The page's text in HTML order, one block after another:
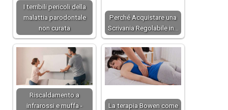
I terribili pericoli della
malattia parodontale
non curata
Perché Acquistare una
Scrivania Regolabile in…
Riscaldamento a
infrarossi e muffa -
La terapia Bowen come